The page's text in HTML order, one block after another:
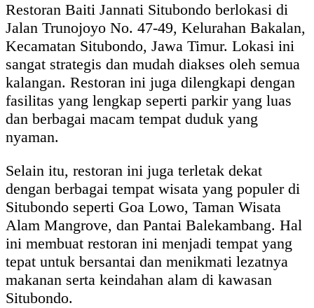
Restoran Baiti Jannati Situbondo berlokasi di
Jalan Trunojoyo No. 47-49, Kelurahan Bakalan,
Kecamatan Situbondo, Jawa Timur. Lokasi ini
sangat strategis dan mudah diakses oleh semua
kalangan. Restoran ini juga dilengkapi dengan
fasilitas yang lengkap seperti parkir yang luas
dan berbagai macam tempat duduk yang
nyaman.
Selain itu, restoran ini juga terletak dekat
dengan berbagai tempat wisata yang populer di
Situbondo seperti Goa Lowo, Taman Wisata
Alam Mangrove, dan Pantai Balekambang. Hal
ini membuat restoran ini menjadi tempat yang
tepat untuk bersantai dan menikmati lezatnya
makanan serta keindahan alam di kawasan
Situbondo.